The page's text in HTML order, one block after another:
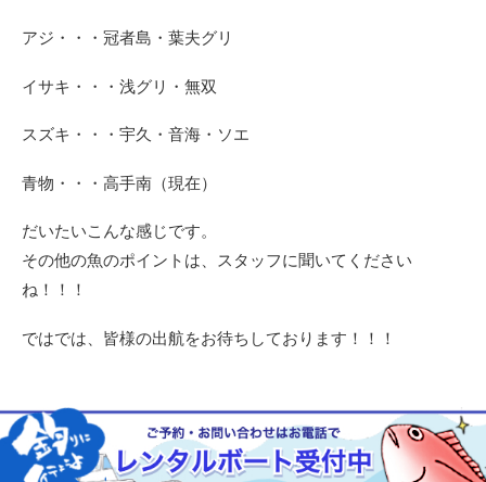
アジ・・・冠者島・葉夫グリ
イサキ・・・浅グリ・無双
スズキ・・・宇久・音海・ソエ
青物・・・高手南（現在）
だいたいこんな感じです。
その他の魚のポイントは、スタッフに聞いてください
ね！！！
ではでは、皆様の出航をお待ちしております！！！